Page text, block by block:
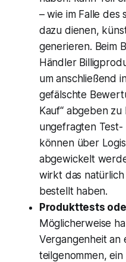
– wie im Falle des
dazu dienen,
generieren. Beim
Händler
um anschließend
gefälschte
Kauf“ abgeben
ungefragten
können über
abgewickelt
wirkt das natürlich
bestellt haben.
Produkttests
Möglicherweise
Vergangenheit an
teilgenommen, ein